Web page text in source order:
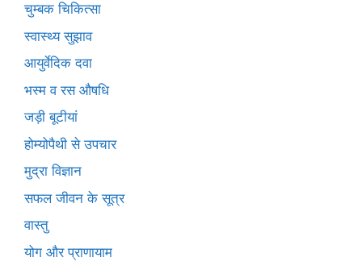
चुम्बक चिकित्सा
स्वास्थ्य सुझाव
आयुर्वेदिक दवा
भस्म व रस औषधि
जड़ी बूटीयां
होम्योपैथी से उपचार
मुद्रा विज्ञान
सफल जीवन के सूत्र
वास्तु
योग और प्राणायाम